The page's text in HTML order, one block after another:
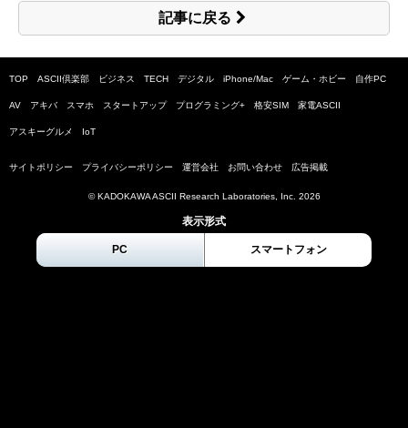
記事に戻る
TOP ASCII倶楽部 ビジネス TECH デジタル iPhone/Mac ゲーム・ホビー 自作PC
AV アキバ スマホ スタートアップ プログラミング+ 格安SIM 家電ASCII
アスキーグルメ IoT
サイトポリシー プライバシーポリシー 運営会社 お問い合わせ 広告掲載
© KADOKAWA ASCII Research Laboratories, Inc. 2026
表示形式
PC スマートフォン